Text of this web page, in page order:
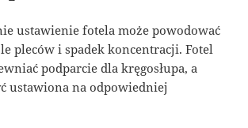
ustawienie fotela może powodować
pleców i spadek koncentracji. Fotel
podparcie dla kręgosłupa, a
ustawiona na odpowiedniej